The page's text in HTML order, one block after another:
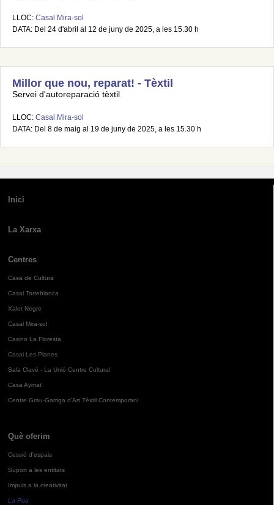
LLOC: Casal Mira-sol
DATA: Del 24 d'abril al 12 de juny de 2025, a les 15.30 h
Millor que nou, reparat! - Tèxtil
Servei d'autoreparació tèxtil
LLOC: Casal Mira-sol
DATA: Del 8 de maig al 19 de juny de 2025, a les 15.30 h
Inici
La Xarxa
Centres
Casa de Cultura
Casal Torreblanca
Xalet Negre
Casal Mira-sol
Casino La Floresta
Casal Les Planes
Sala Clavé - La Unió Centre Cultural
Casa Aymat
Centre Grau-Garriga d'Art Tèxtil Contemporani
Què oferim
Cessió d'espais
Suport a les entitats
Impuls a la creativitat
La Pua